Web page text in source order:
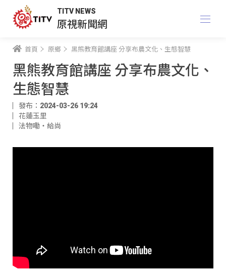
TITV NEWS
原視新聞網
首頁 原鄉 黑熊教育館講座 分享布農文化、生態智慧
黑熊教育館講座 分享布農文化、
生態智慧
發布：2024-03-26 19:24
花蓮玉里
法物嘞‧給尚